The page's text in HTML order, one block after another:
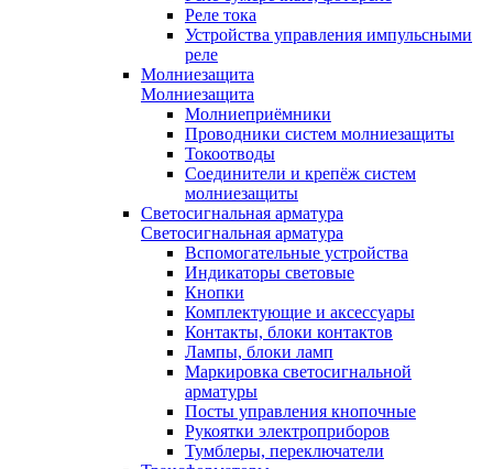
Реле тока
Устройства управления импульсными
реле
Молниезащита
Молниезащита
Молниеприёмники
Проводники систем молниезащиты
Токоотводы
Соединители и крепёж систем
молниезащиты
Светосигнальная арматура
Светосигнальная арматура
Вспомогательные устройства
Индикаторы световые
Кнопки
Комплектующие и аксессуары
Контакты, блоки контактов
Лампы, блоки ламп
Маркировка светосигнальной
арматуры
Посты управления кнопочные
Рукоятки электроприборов
Тумблеры, переключатели